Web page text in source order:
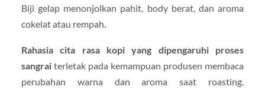
Biji gelap menonjolkan pahit, body berat, dan aroma
cokelat atau rempah.
Rahasia cita rasa kopi yang dipengaruhi proses
sangraiterletak pada kemampuan produsen membaca
perubahan warna dan aroma saat roasting.